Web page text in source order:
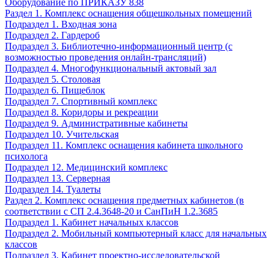
Оборудование по ПРИКАЗУ 838
Раздел 1. Комплекс оснащения общешкольных помещений
Подраздел 1. Входная зона
Подраздел 2. Гардероб
Подраздел 3. Библиотечно-информационный центр (с
возможностью проведения онлайн-трансляций)
Подраздел 4. Многофункциональный актовый зал
Подраздел 5. Столовая
Подраздел 6. Пищеблок
Подраздел 7. Спортивный комплекс
Подраздел 8. Коридоры и рекреации
Подраздел 9. Административные кабинеты
Подраздел 10. Учительская
Подраздел 11. Комплекс оснащения кабинета школьного
психолога
Подраздел 12. Медицинский комплекс
Подраздел 13. Серверная
Подраздел 14. Туалеты
Раздел 2. Комплекс оснащения предметных кабинетов (в
соответствии с СП 2.4.3648-20 и СанПиН 1.2.3685
Подраздел 1. Кабинет начальных классов
Подраздел 2. Мобильный компьютерный класс для начальных
классов
Подраздел 3. Кабинет проектно-исследовательской